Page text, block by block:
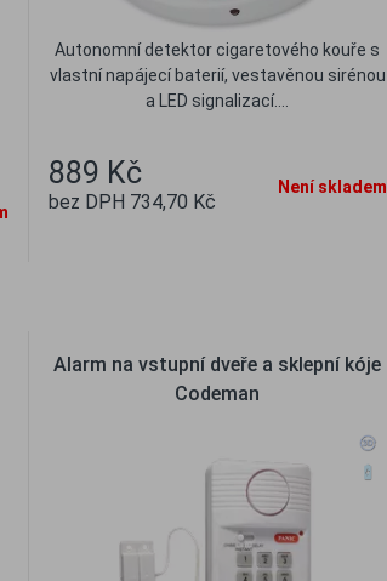
Autonomní detektor cigaretového kouře s
vlastní napájecí baterií, vestavěnou sirénou
a LED signalizací....
889 Kč
bez DPH 734,70 Kč
Není skladem
Alarm na vstupní dveře a sklepní kóje
Codeman